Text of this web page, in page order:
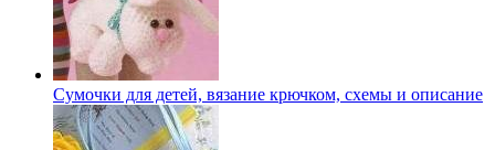
Сумочки для детей, вязание крючком, схемы и описание